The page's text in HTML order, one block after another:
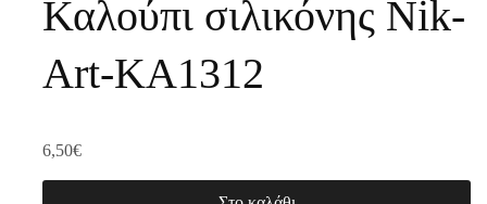
Καλούπι σιλικόνης Nik-
Art-KA1312
6,50€